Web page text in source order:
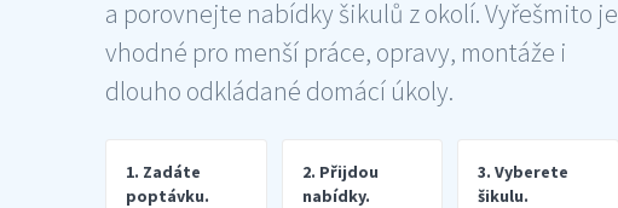
a porovnejte nabídky šikulů z okolí. Vyřešmito je
vhodné pro menší práce, opravy, montáže i
dlouho odkládané domácí úkoly.
1. Zadáte
poptávku.
2. Přijdou
nabídky.
3. Vyberete
šikulu.